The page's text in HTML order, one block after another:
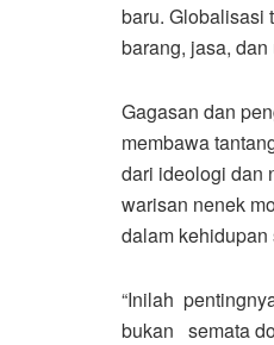
baru. Globalisasi
barang, jasa,
Gagasan dan
membawa
dari ideologi dan
warisan nenek
dalam kehidupan
“Inilah
bukan semata